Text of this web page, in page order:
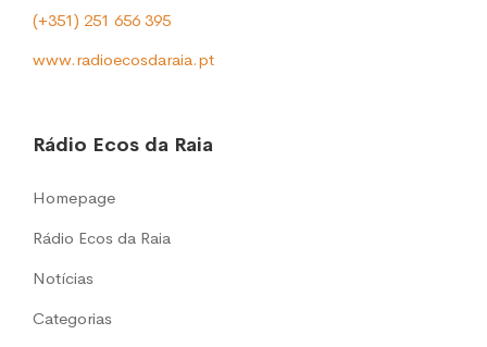
(+351) 251 656 395
www.radioecosdaraia.pt
Rádio Ecos da Raia
Homepage
Rádio Ecos da Raia
Notícias
Categorias